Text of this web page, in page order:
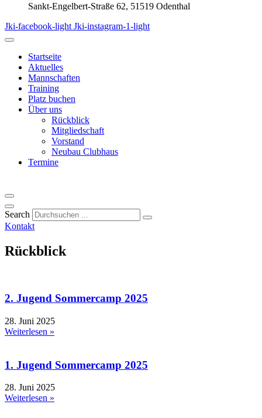
Sankt-Engelbert-Straße 62, 51519 Odenthal
Jki-facebook-light Jki-instagram-1-light
Startseite
Aktuelles
Mannschaften
Training
Platz buchen
Über uns
Rückblick
Mitgliedschaft
Vorstand
Neubau Clubhaus
Termine
Search
Kontakt
Rückblick
2. Jugend Sommercamp 2025
28. Juni 2025
Weiterlesen »
1. Jugend Sommercamp 2025
28. Juni 2025
Weiterlesen »